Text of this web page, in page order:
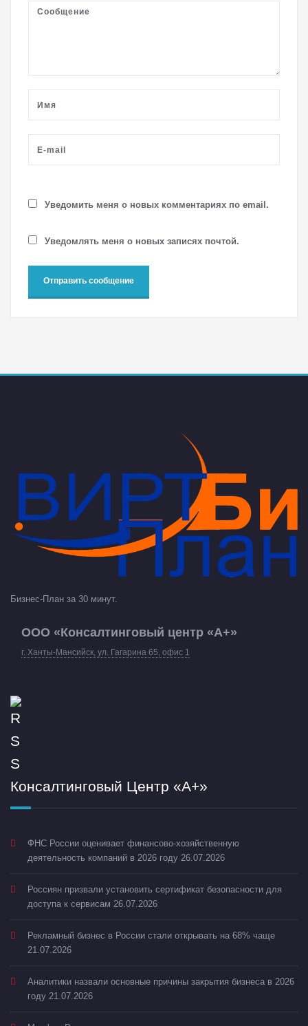
Уведомить меня о новых комментариях по email.
Уведомлять меня о новых записях почтой.
Бизнес-План за 30 минут.
ООО «Консалтинговый центр «А+»
г. Ханты-Мансийск, ул. Гагарина 65, офис 1
Консалтинговый Центр «А+»
ФНС России оценивает финансово-хозяйственную
деятельность компаний в 2026 году 26.07.2026
Россиян призвали установить сертификат безопасности для
доступа к сервисам 26.07.2026
Рекламный бизнес в России стали открывать на 68% чаще
21.07.2026
Аналитики назвали основные причины закрытия бизнеса в 2026
году 21.07.2026